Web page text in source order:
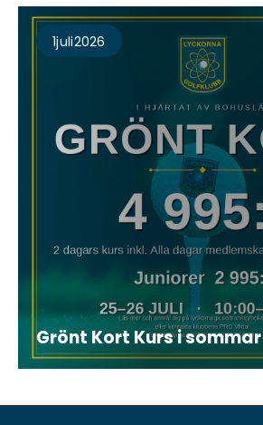
1Juli2026
Grönt Kort Kurs i sommar